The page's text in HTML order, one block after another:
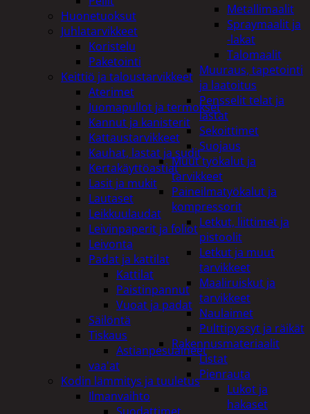
Metallimaalit
Spraymaalit ja
-lakat
Talomaalit
Muuraus, tapetointi
ja laatoitus
Pensselit telat ja
lastat
Sekoittimet
Suojaus
Muut työkalut ja
tarvikkeet
Paineilmatyökalut ja
kompressorit
Letkut, liittimet ja
pistoolit
Letkut ja muut
tarvikkeet
Maaliruiskut ja
tarvikkeet
Naulaimet
Pulttipyssyt ja räikät
Rakennusmateriaalit
Listat
Pienrauta
Lukot ja
hakaset
Huonetuoksut
Juhlatarvikkeet
Koristelu
Paketointi
Keittiö ja taloustarvikkeet
Aterimet
Juomapullot ja termokset
Kannut ja kanisterit
Kattaustarvikkeet
Kauhat, lastat ja sudit
Kertakäyttöastiat
Lasit ja mukit
Lautaset
Leikkuulaudat
Leivinpaperit ja foliot
Leivonta
Padat ja kattilat
Kattilat
Paistinpannut
Vuoat ja padat
Säilöntä
Tiskaus
Astianpesuaineet
vaa'at
Kodin lämmitys ja tuuletus
Ilmanvaihto